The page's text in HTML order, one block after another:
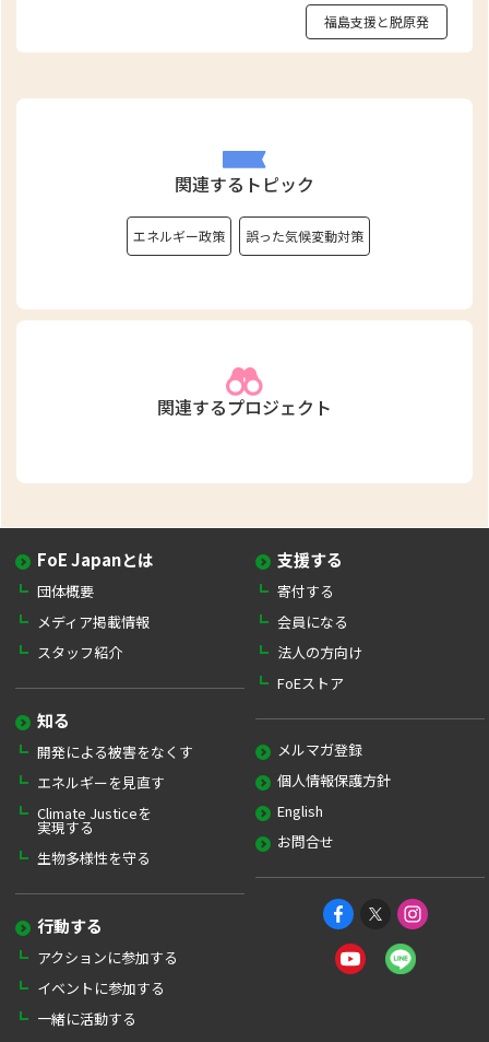
福島支援と脱原発
関連するトピック
エネルギー政策 誤った気候変動対策
関連するプロジェクト
FoE Japanとは
団体概要
メディア掲載情報
スタッフ紹介
知る
開発による被害をなくす
エネルギーを見直す
Climate Justiceを
実現する
生物多様性を守る
行動する
アクションに参加する
イベントに参加する
一緒に活動する
支援する
寄付する
会員になる
法人の方向け
FoEストア
メルマガ登録
個人情報保護方針
English
お問合せ